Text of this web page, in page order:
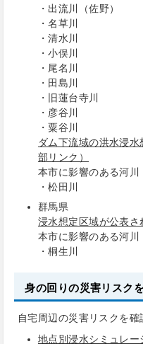
・出流川（佐野）
・名草川
・清水川
・小俣川
・尾名川
・田島川
・旧蓮台寺川
・彦谷川
・粟谷川
ダム下流域の洪水浸
部リンク）
本市に影響のある河川
・松田川
群馬県
浸水想定区域が公表さ
本市に影響のある河川
・桐生川
身の回りの災害リスク
自宅周辺の災害リスクを確
地点別浸水シミュレー